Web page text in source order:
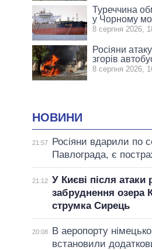
Туреччина
у Чорному
8 серпня 2026,
Росіяни
згорів
8 серпня 2026,
НОВИНИ
21:57
Росіяни вдарили по
Павлограда, є
21:12 У Києві після
забруднення озера
струмка Сирець
20:08
В аеропорту
встановили